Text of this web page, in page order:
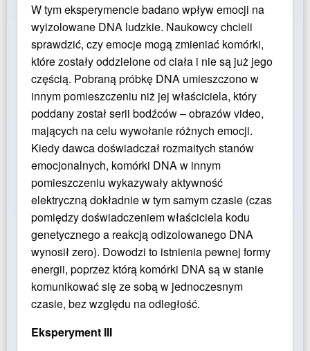
W tym eksperymencie badano wpływ emocji na
wyizolowane DNA ludzkie. Naukowcy chcieli
sprawdzić, czy emocje mogą zmieniać komórki,
które zostały oddzielone od ciała i nie są już jego
częścią. Pobraną próbkę DNA umieszczono w
innym pomieszczeniu niż jej właściciela, który
poddany został serii bodźców – obrazów video,
mających na celu wywołanie różnych emocji.
Kiedy dawca doświadczał rozmaitych stanów
emocjonalnych, komórki DNA w innym
pomieszczeniu wykazywały aktywność
elektryczną dokładnie w tym samym czasie (czas
pomiędzy doświadczeniem właściciela kodu
genetycznego a reakcją odizolowanego DNA
wynosił zero). Dowodzi to istnienia pewnej formy
energii, poprzez którą komórki DNA są w stanie
komunikować się ze sobą w jednoczesnym
czasie, bez względu na odległość.
Eksperyment III